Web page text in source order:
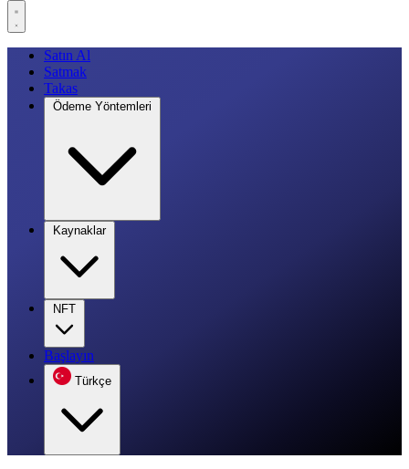
Satın Al
Satmak
Takas
Ödeme Yöntemleri
Kaynaklar
NFT
Başlayın
Türkçe